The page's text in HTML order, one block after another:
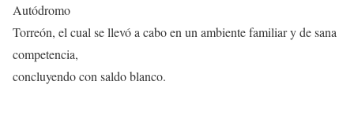
Autódromo
Torreón, el cual se llevó a cabo en un ambiente familiar y de sana
competencia,
concluyendo con saldo blanco.